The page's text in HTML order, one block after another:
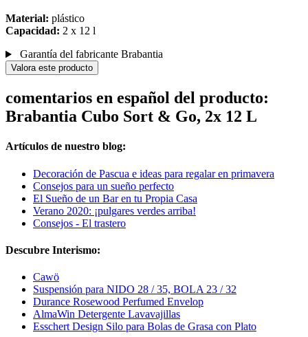
Material: plástico
Capacidad: 2 x 12 l
Garantía del fabricante Brabantia
Valora este producto
comentarios en español del producto:
Brabantia Cubo Sort & Go, 2x 12 L
Artículos de nuestro blog:
Decoración de Pascua e ideas para regalar en primavera
Consejos para un sueño perfecto
El Sueño de un Bar en tu Propia Casa
Verano 2020: ¡pulgares verdes arriba!
Consejos - El trastero
Descubre Interismo:
Cawö
Suspensión para NIDO 28 / 35, BOLA 23 / 32
Durance Rosewood Perfumed Envelop
AlmaWin Detergente Lavavajillas
Esschert Design Silo para Bolas de Grasa con Plato